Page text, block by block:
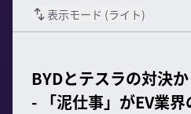
表示モード (ライト)
BYDとテスラの対決
- 「泥仕事」がEV業